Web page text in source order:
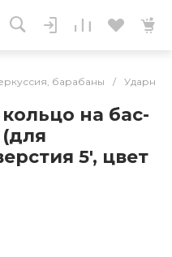
барабаны / Ударные
кольцо на бас-
5', цвет